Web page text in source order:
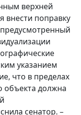
верхней
внести поправку
указанием
что в пределах
объекта должна
сенатор. –